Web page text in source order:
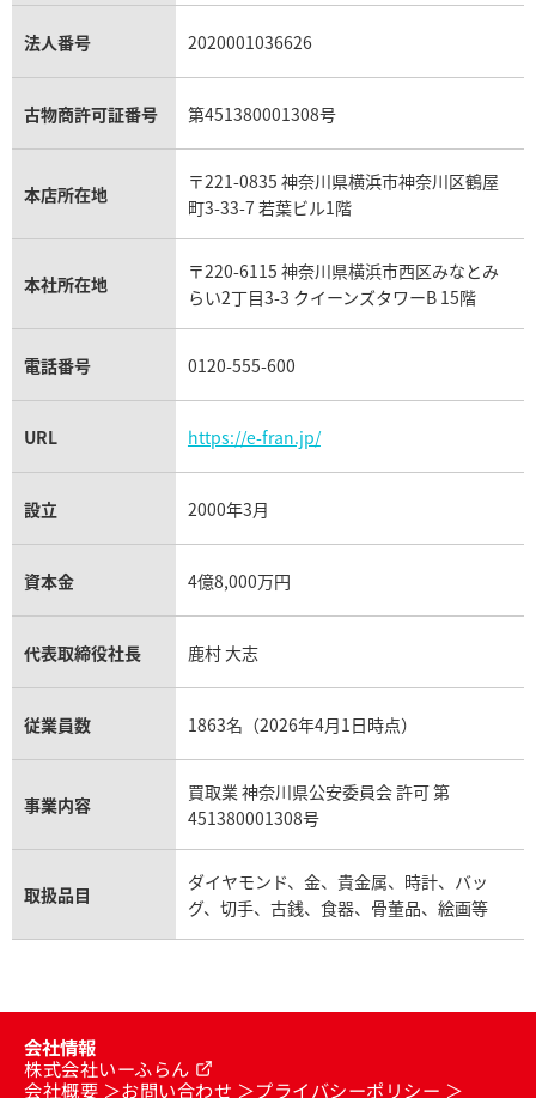
銀・シルバー買取
パラジウム買取
キャッツアイ買取
アクアマリン買取
ヴァシュロン・コンスタンタン買取
オメガ買取
カルティエ買取
フランク ミュラー買取
リシャール・ミル買取
パネライ買取
チューダー（チュードル）買取
セリーヌ買取
プラダ買取
ダミアーニ買取
モーブッサン買取
法人番号 2020001036626
古物商許可証番号 第451380001308号
本店所在地
〒221-0835 神奈川県横浜市神奈川区鶴屋
町3-33-7 若葉ビル1階
本社所在地
〒220-6115 神奈川県横浜市西区みなとみ
らい2丁目3-3 クイーンズタワーB 15階
電話番号 0120-555-600
URL https://e-fran.jp/
設立 2000年3月
資本金 4億8,000万円
代表取締役社長 鹿村 大志
従業員数 1863名（2026年4月1日時点）
事業内容
買取業 神奈川県公安委員会 許可 第
451380001308号
取扱品目
ダイヤモンド、金、貴金属、時計、バッ
グ、切手、古銭、食器、骨董品、絵画等
会社情報
株式会社いーふらん
会社概要
お問い合わせ プライバシーポリシー